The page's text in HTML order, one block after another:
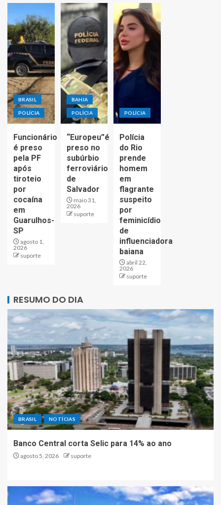
BRASIL
POLÍCIA
Funcionário
é preso
pela PF
após
tiroteio
por
cocaína
em
Guarulhos-
SP
agosto 1,
2026
suporte
BAHIA
POLÍCIA
“Europeu”é
preso no
subúrbio
ferroviário
de
Salvador
maio 31,
2026
suporte
POLÍCIA
Polícia
do Rio
prende
homem
em
flagrante
suspeito
por
feminicídio
de
influenciadora
baiana
abril 22,
2026
suporte
RESUMO DO DIA
BRASIL NOTÍCIAS
Banco Central corta Selic para 14% ao ano
agosto 5, 2026 suporte